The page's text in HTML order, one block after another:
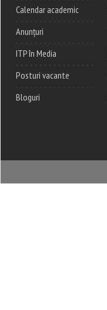
Calendar academic
Anunțuri
ITP în Media
Posturi vacante
Bloguri